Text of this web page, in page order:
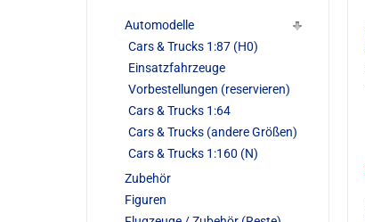
Automodelle
Cars & Trucks 1:87 (H0)
Einsatzfahrzeuge
Vorbestellungen (reservieren)
Cars & Trucks 1:64
Cars & Trucks (andere Größen)
Cars & Trucks 1:160 (N)
Zubehör
Figuren